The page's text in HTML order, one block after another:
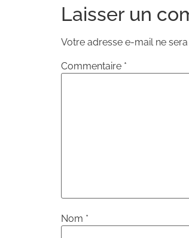
Laisser un
Votre adresse e-mail ne
Commentaire *
Nom *